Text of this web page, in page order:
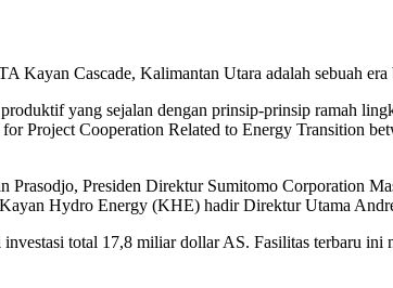
Cascade, Kalimantan Utara adalah sebuah
yang sejalan dengan prinsip-prinsip ramah
Project Cooperation Related to Energy Transition
Presiden Direktur Sumitomo Corporation
Hydro Energy (KHE) hadir Direktur Utama
total 17,8 miliar dollar AS. Fasilitas terbaru ini